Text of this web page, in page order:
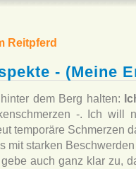
Reitpferd
- (Meine
dem Berg halten:
-. Ich will
temporäre Schmerzen
mit starken
auch ganz klar zu,